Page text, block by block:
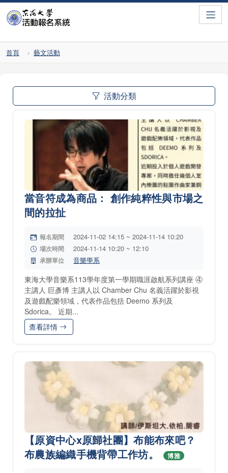
首頁 藝文活動
活動分類
當音符成為商品： 創作純粹性與市場之
間的拉扯
報名期間 2024-11-02 14:15 ~ 2024-11-14 10:20
場次時間 2024-11-14 10:20 ~ 12:10
承辦單位 音樂學系
東海大學音樂系113學年度第一學期職涯啟航系列講座 ④
主講人 巨彥博 主講人以 Chamber Chu 名義活躍於影視
及遊戲配樂領域，代表作品包括 Deemo 系列及
Sdorica。 近期...
查看詳情
【原資中心x原歸社團】布能布來吧？
布農族編織手機背帶工作坊。
博雅